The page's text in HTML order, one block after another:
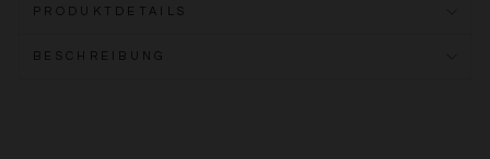
PRODUKTDETAILS
BESCHREIBUNG